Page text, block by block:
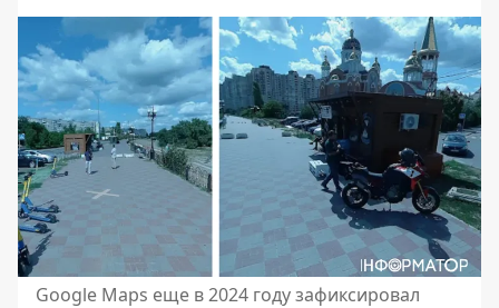
Google Maps еще в 2024 году зафиксировал